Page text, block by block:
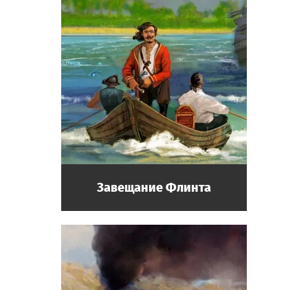
Археолог
Посетитель музея. Начинающий учёный,
мечтает совершить великое открытие и
вписать своё имя в историю.
Писатель
Посетитель музея, прибыл из другой
экспонатов.Завещание Флинта